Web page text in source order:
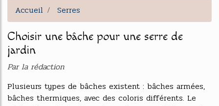
Accueil Serres
Choisir une bâche pour une serre de
jardin
Par la rédaction
Plusieurs types de bâches existent : bâches armées,
bâches thermiques, avec des coloris différents. Le